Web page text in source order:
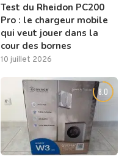
Test du Rheidon PC200
Pro : le chargeur mobile
qui veut jouer dans la
cour des bornes
10 juillet 2026
8.0